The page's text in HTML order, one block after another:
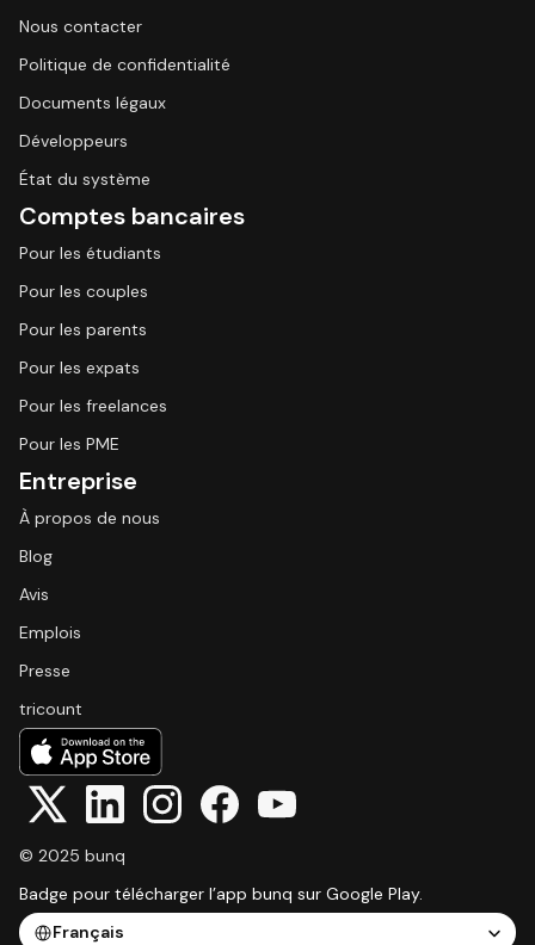
Nous contacter
Politique de confidentialité
Documents légaux
Développeurs
État du système
Comptes bancaires
Pour les étudiants
Pour les couples
Pour les parents
Pour les expats
Pour les freelances
Pour les PME
Entreprise
À propos de nous
Blog
Avis
Emplois
Presse
tricount
© 2025 bunq
Badge pour télécharger l’app bunq sur Google Play.
Select Language
Français